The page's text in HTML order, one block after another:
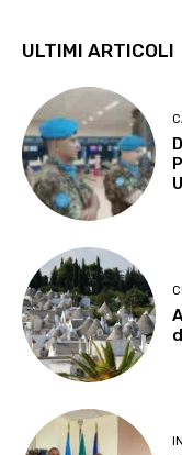
ULTIMI ARTICOLI